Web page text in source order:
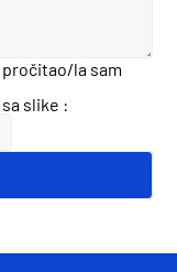
pročitao/la sam
slike :